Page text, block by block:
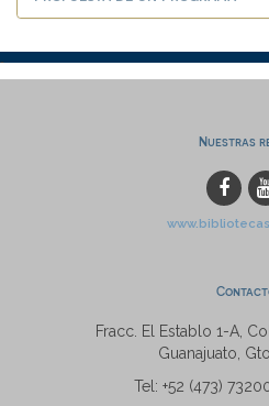
Nuestras
Fracc. El Establo 1-A,
Guanajuato,
Tel: +52 (473)